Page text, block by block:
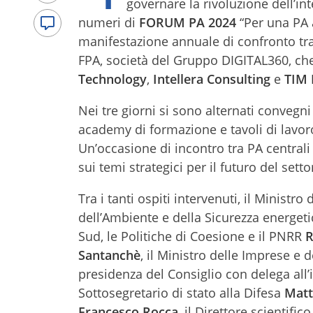
governare la rivoluzione
numeri di FORUM PA 2024 “Per una
manifestazione annuale di confronto
FPA, società del Gruppo DIGITAL360,
Technology, Intellera Consulting e TIM
Nei tre giorni si sono alternati
academy di formazione e tavoli di
Un’occasione di incontro tra PA
sui temi strategici per il futuro del
Tra i tanti ospiti intervenuti, il Ministro
dell’Ambiente e della Sicurezza
Sud, le Politiche di Coesione e il PNRR
Santanchè, il Ministro delle Imprese e
presidenza del Consiglio con delega
Sottosegretario di stato alla Difesa